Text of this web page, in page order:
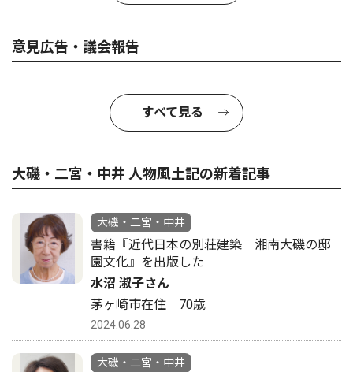
意見広告・議会報告
すべて見る
大磯・二宮・中井 人物風土記の新着記事
大磯・二宮・中井
書籍『近代日本の別荘建築 湘南大磯の邸
園文化』を出版した
水沼 淑子さん
茅ヶ崎市在住 70歳
2024.06.28
大磯・二宮・中井